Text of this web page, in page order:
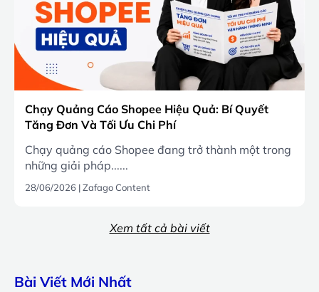
Chạy Quảng Cáo Shopee Hiệu Quả: Bí Quyết
Tăng Đơn Và Tối Ưu Chi Phí
Chạy quảng cáo Shopee đang trở thành một trong
những giải pháp......
28/06/2026 |Zafago Content
Xem tất cả bài viết
Bài Viết Mới Nhất